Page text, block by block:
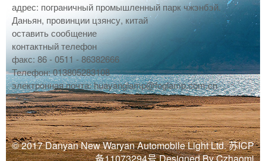
адрес: пограничный промышленный парк чжэнбэй.
Даньян, провинции цзянсу, китай
оставить сообщение
контактный телефон
факс: 86 - 0511 - 86382666
Телефон: 013805283108
электронная почта: huayanglamp@foglamp.com.cn
© 2017 Danyan New Waryan Automobile Light Ltd. 苏ICP